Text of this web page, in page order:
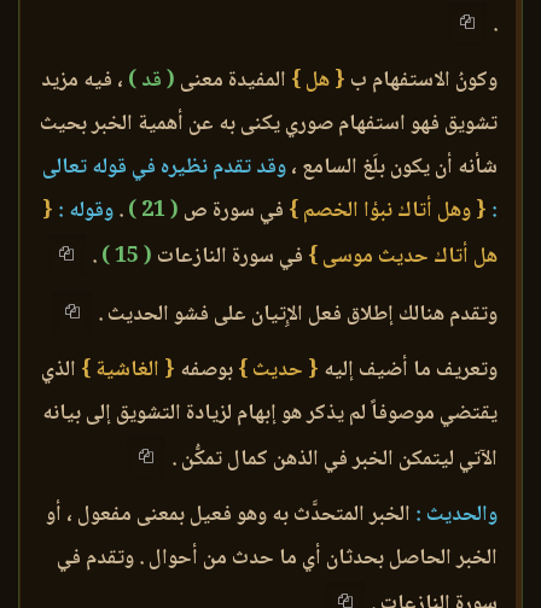
.
وكونُ الاستفهام ب { هل } المفيدة معنى ( قد ) ، فيه مزيد
تشويق فهو استفهام صوري يكنى به عن أهمية الخبر بحيث
شأنه أن يكون بلَغ السامع ،وقد تقدم نظيره في قوله تعالى
: { وهل أتاك نبؤا الخصم } في سورة ص ( 21 )
.وقوله : {
هل أتاك حديث موسى } في سورة النازعات ( 15 )
.
وتقدم هنالك إطلاق فعل الإِتيان على فشو الحديث .
وتعريف ما أضيف إليه { حديث }بوصفه { الغاشية } الذي
يقتضي موصوفاً لم يذكر هو إبهام لزيادة التشويق إلى بيانه
الآتي ليتمكن الخبر في الذهن كمال تمكُّن .
والحديث : الخبر المتحدَّث به وهو فعيل بمعنى مفعول ، أو
الخبر الحاصل بحدثان أي ما حدث من أحوال . وتقدم في